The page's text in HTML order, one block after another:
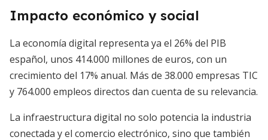
Impacto económico y social
La economía digital representa ya el 26% del PIB
español, unos 414.000 millones de euros, con un
crecimiento del 17% anual. Más de 38.000 empresas TIC
y 764.000 empleos directos dan cuenta de su relevancia.
La infraestructura digital no solo potencia la industria
conectada y el comercio electrónico, sino que también